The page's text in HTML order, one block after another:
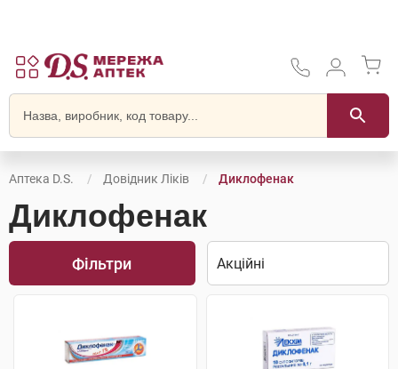
Аптека D.S. Довідник Ліків Диклофенак
Диклофенак
Фільтри